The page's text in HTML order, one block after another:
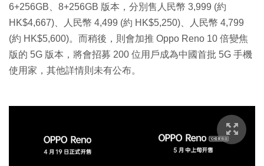
6+256GB、8+256GB 版本，分別售人民幣 3,999 (約
HK$4,667)、人民幣 4,499 (約 HK$5,250)、人民幣 4,799
(約 HK$5,600)。而稍後，則會加推 Oppo Reno 10 倍變焦
版的 5G 版本，將會招募 200 位用戶成為中國首批 5G 手機
使用家，其他詳情則未有公布。